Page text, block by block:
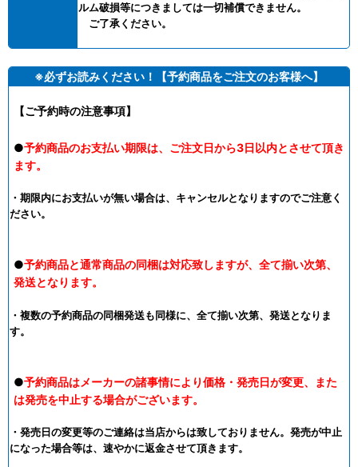
ルム破損等につきましては一切補償できません。
ご了承ください。
※必ずお読みください！【予約商品をご注文のお客様へ】
【ご予約時の注意事項】
●予約商品のお支払い期限は、ご注文日から3日以内とさせて頂き
ます。
・期限内にお支払いが無い場合は、キャンセルとなりますのでご注意く
ださい。
●予約商品と通常商品の同梱は対応致しますが、全て揃い次第、
発送となります。
・複数の予約商品の同梱発送も同様に、全て揃い次第、発送となりま
す。
●予約商品はメーカーの諸事情により価格・発売日が変更、また
は発売を中止する場合がございます。
・発売日の変更等のご連絡は当店からは致しておりません。発売が中止
になった場合等は、速やかに返金させて頂きます。